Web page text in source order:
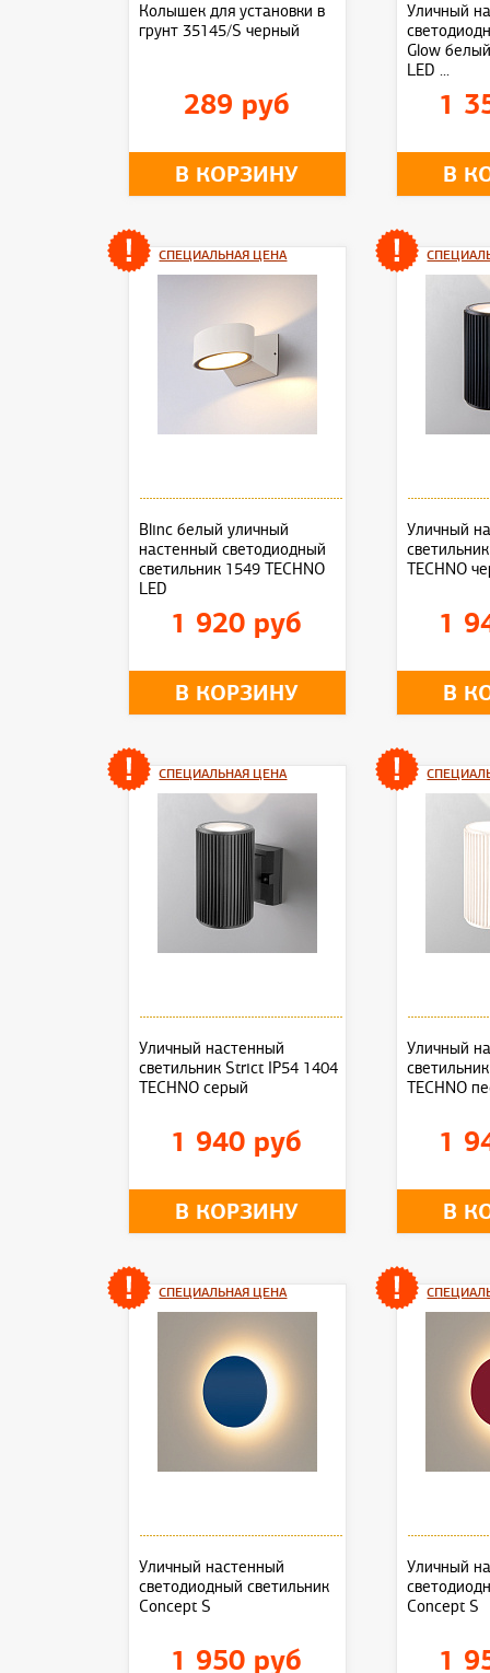
Колышек для установки в
грунт 35145/S черный
289 руб
В КОРЗИНУ
Уличный
Glow
LED ...
1
В
СПЕЦИАЛЬНАЯ ЦЕНА
Blinc белый уличный
настенный светодиодный
светильник 1549 TECHNO
LED
1 920 руб
В КОРЗИНУ
Уличный
TECHNO
1
В
СПЕЦИАЛЬНАЯ ЦЕНА
Уличный настенный
светильник Strict IP54 1404
TECHNO серый
1 940 руб
В КОРЗИНУ
Уличный
TECHNO
1
В
СПЕЦИАЛЬНАЯ ЦЕНА
Уличный настенный
светодиодный светильник
Concept S
1 950 руб
Уличный
Concept S
1